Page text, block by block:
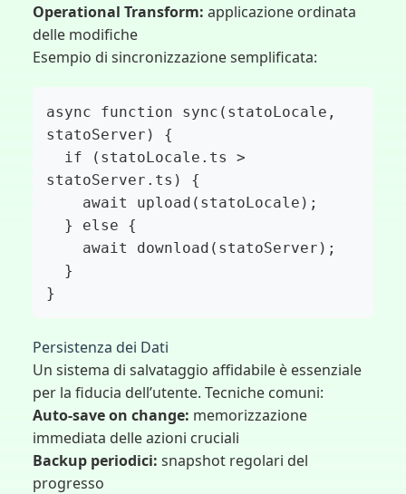
Operational Transform: applicazione ordinata
delle modifiche
Esempio di sincronizzazione semplificata:
async function sync(statoLocale,
statoServer) {
statoServer.ts) {
}
Persistenza dei Dati
Un sistema di salvataggio affidabile è essenziale
per la fiducia dell’utente. Tecniche comuni:
Auto-save on change: memorizzazione
immediata delle azioni cruciali
Backup periodici: snapshot regolari del
progresso